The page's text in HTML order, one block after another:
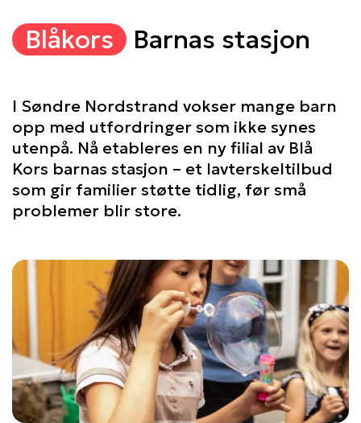
Blåkors Barnas stasjon
I Søndre Nordstrand vokser mange barn
opp med utfordringer som ikke synes
utenpå. Nå etableres en ny filial av Blå
Kors barnas stasjon – et lavterskeltilbud
som gir familier støtte tidlig, før små
problemer blir store.